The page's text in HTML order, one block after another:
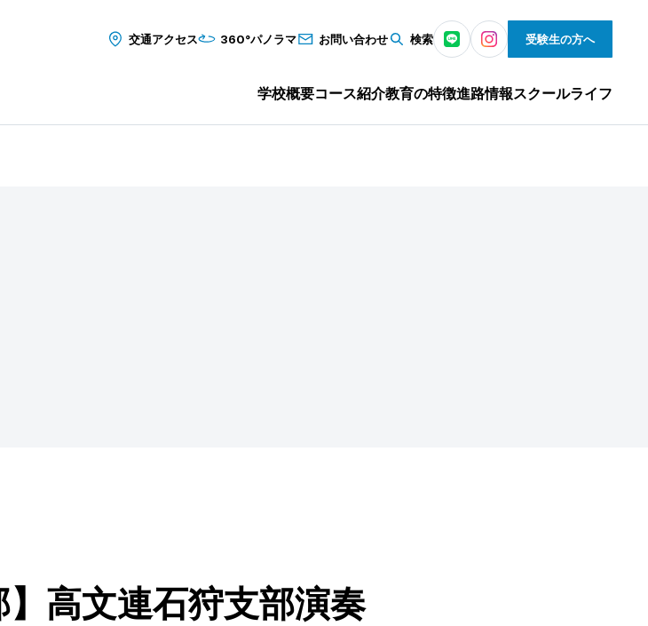
学校概要コース紹介教育の特徴進路情報スクールライフ
受験生の方へ
交通アクセス 360°パノラマ お問い合わせ 検索
】高文連石狩支部演奏